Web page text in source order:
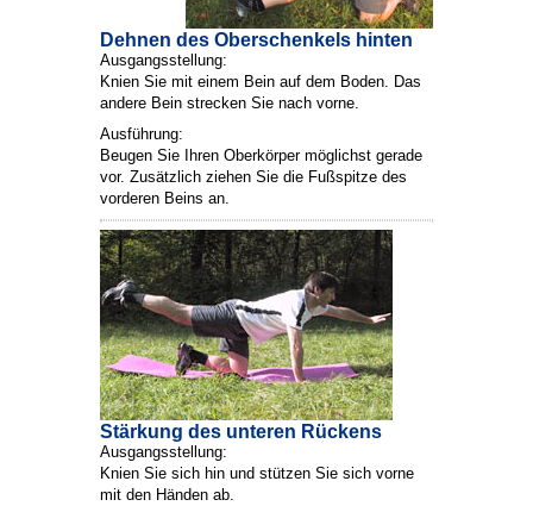
Dehnen des Oberschenkels hinten
Ausgangsstellung:
Knien Sie mit einem Bein auf dem Boden. Das
andere Bein strecken Sie nach vorne.
Ausführung:
Beugen Sie Ihren Oberkörper möglichst gerade
vor. Zusätzlich ziehen Sie die Fußspitze des
vorderen Beins an.
Stärkung des unteren Rückens
Ausgangsstellung:
Knien Sie sich hin und stützen Sie sich vorne
mit den Händen ab.